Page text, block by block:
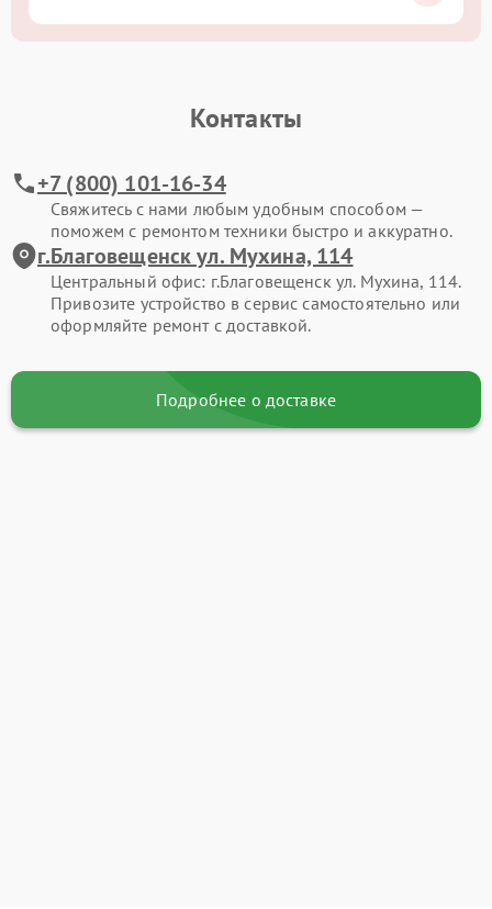
Контакты
+7 (800) 101-16-34
Свяжитесь с нами любым удобным способом —
поможем с ремонтом техники быстро и аккуратно.
г.Благовещенск ул. Мухина, 114
Центральный офис: г.Благовещенск ул. Мухина, 114.
Привозите устройство в сервис самостоятельно или
оформляйте ремонт с доставкой.
Подробнее о доставке